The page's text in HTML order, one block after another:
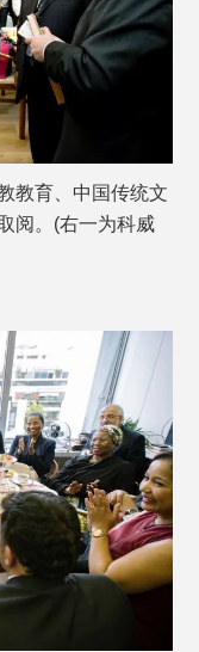
教育、中国传统文
阅。(右一为科威